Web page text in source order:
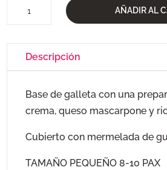
Guinda
cantidad
AÑADIR AL
Descripción
Base de galleta con una
crema, queso mascarpone y
Cubierto con mermelada de
TAMAÑO PEQUEÑO 8-10 PAX